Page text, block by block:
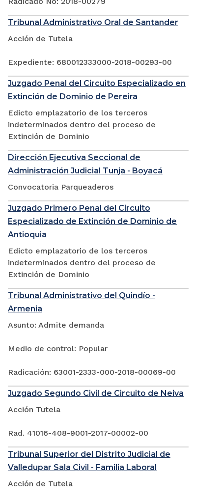
Tribunal Administrativo Oral de Santander
Acción de Tutela
Expediente: 680012333000-2018-00293-00
Juzgado Penal del Circuito Especializado en
Extinción de Dominio de Pereira
Edicto emplazatorio de los terceros
indeterminados dentro del proceso de
Extinción de Dominio
Dirección Ejecutiva Seccional de
Administración Judicial Tunja - Boyacá
Convocatoria Parqueaderos
Juzgado Primero Penal del Circuito
Especializado de Extinción de Dominio de
Antioquia
Edicto emplazatorio de los terceros
indeterminados dentro del proceso de
Extinción de Dominio
Tribunal Administrativo del Quindío -
Armenia
Asunto: Admite demanda
Medio de control: Popular
Radicación: 63001-2333-000-2018-00069-00
Juzgado Segundo Civil de Circuito de Neiva
Acción Tutela
Rad. 41016-408-9001-2017-00002-00
Tribunal Superior del Distrito Judicial de
Valledupar Sala Civil - Familia Laboral
Acción de Tutela